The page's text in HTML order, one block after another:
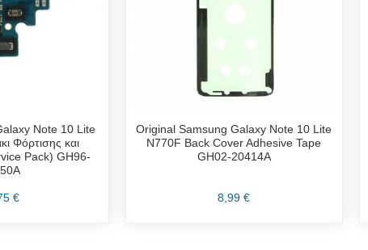
Note 10 Lite
Φόρτισης και
Pack) GH96-
€
Original Samsung Galaxy Note 10 Lite
N770F Back Cover Adhesive Tape
GH02-20414A
8,99 €